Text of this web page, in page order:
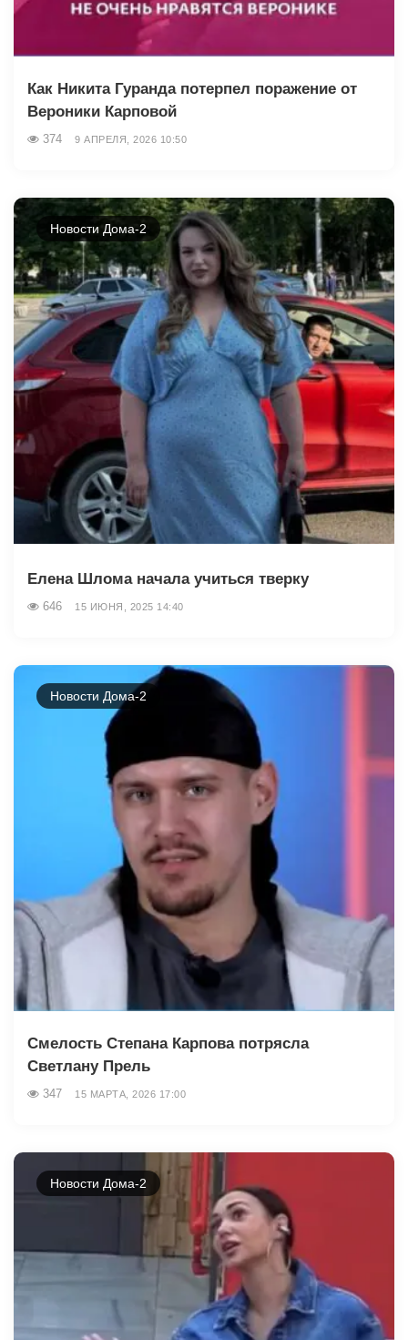
Как Никита Гуранда потерпел поражение от
Вероники Карповой
374 9 АПРЕЛЯ, 2026 10:50
Новости Дома-2
Елена Шлома начала учиться тверку
646 15 ИЮНЯ, 2025 14:40
Новости Дома-2
Смелость Степана Карпова потрясла
Светлану Прель
347 15 МАРТА, 2026 17:00
Новости Дома-2